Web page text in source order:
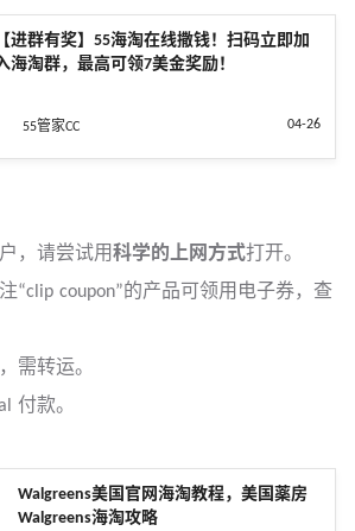
【进群有奖】55海淘在线撒钱！扫码立即加
海淘群，最高可领7美金奖励！
55管家CC 04-26
，请尝试用科学的上网方式打开。
“clip coupon”的产品可领用电子券，查
需转运。
付款。
Walgreens美国官网海淘教程，美国薬房
Walgreens海淘攻略